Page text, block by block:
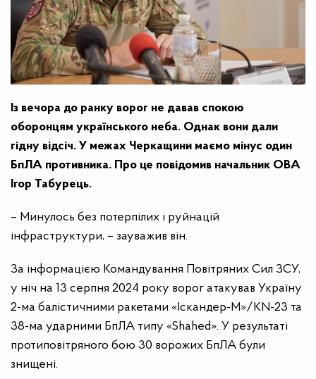
Із вечора до ранку ворог не давав спокою
оборонцям українського неба. Однак вони дали
гідну відсіч. У межах Черкащини маємо мінус один
БпЛА противника. Про це повідомив начальник ОВА
Ігор Табурець.
– Минулось без потерпілих і руйнацій
інфраструктури, – зауважив він.
За інформацією Командування Повітряних Сил ЗСУ,
у ніч на 13 серпня 2024 року ворог атакував Україну
2-ма балістичними ракетами «Іскандер-М»/KN-23 та
38-ма ударними БпЛА типу «Shahed». У результаті
протиповітряного бою 30 ворожих БпЛА були
знищені.